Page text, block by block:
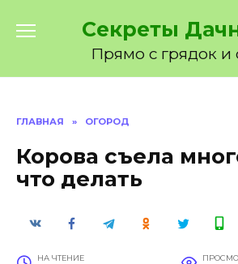
Секреты
Прямо с грядок и
ГЛАВНАЯ » ОГОРОД
Корова съела
что делать
НА ЧТЕНИЕ